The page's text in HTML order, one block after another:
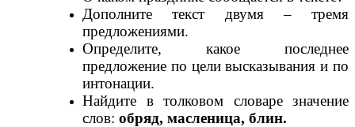
Дополните текст двумя – тремя
предложениями.
Определите, какое последнее
предложение по цели высказывания и по
интонации.
Найдите в толковом словаре значение
слов: обряд, масленица, блин.